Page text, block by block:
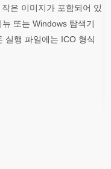
은 이미지가 포함되어 있
또는 Windows 탐색기
실행 파일에는 ICO 형식